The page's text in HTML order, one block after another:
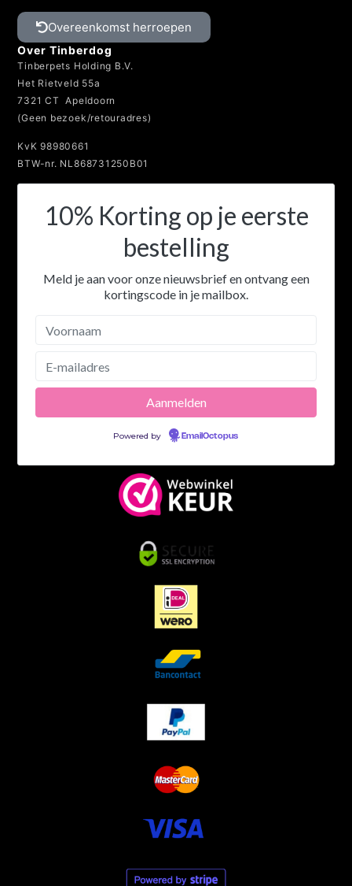
Overeenkomst herroepen
Over Tinberdog
Tinberpets Holding B.V.
Het Rietveld 55a
7321 CT Apeldoorn
(Geen bezoek/retouradres)
KvK 98980661
BTW-nr. NL868731250B01
10% Korting op je eerste
bestelling
Meld je aan voor onze nieuwsbrief en ontvang een
kortingscode in je mailbox.
Powered by EmailOctopus